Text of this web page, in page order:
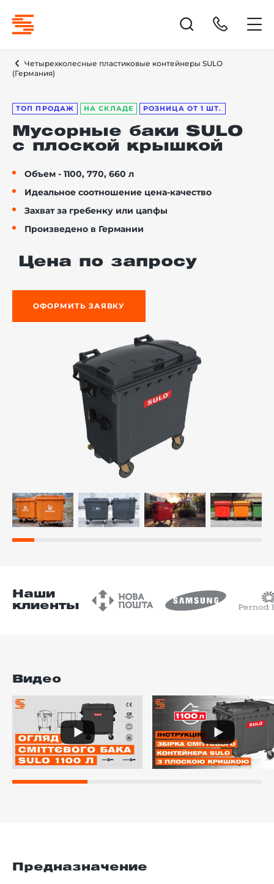
Четырехколесные пластиковые контейнеры SULO
(Германия)
ТОП ПРОДАЖ НА СКЛАДЕ РОЗНИЦА ОТ 1 ШТ.
Мусорные баки SULO
с плоской крышкой
Объем - 1100, 770, 660 л
Идеальное соотношение цена-качество
Захват за гребенку или цапфы
Произведено в Германии
Цена по запросу
ОФОРМИТЬ ЗАЯВКУ
Наши
клиенты
Видео
Предназначение